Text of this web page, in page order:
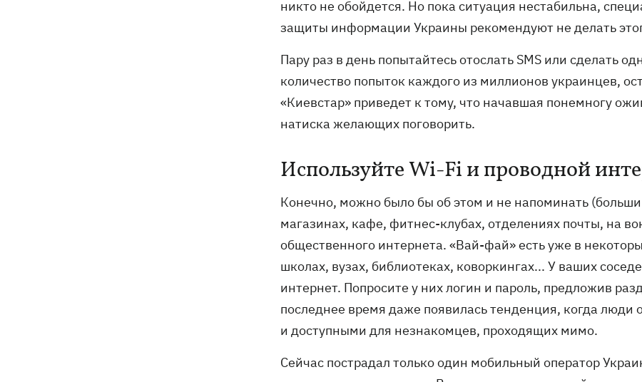
никто не обойдется. Но пока ситуация нестабильна,
защиты информации Украины рекомендуют не делать
Пару раз в день попытайтесь отослать SMS или сделать
количество попыток каждого из миллионов украинцев,
«Киевстар» приведет к тому, что начавшая понемногу
натиска желающих поговорить.
Используйте Wi-Fi и проводной
Конечно, можно было бы об этом и не напоминать
магазинах, кафе, фитнес-клубах, отделениях почты, на
общественного интернета. «Вай-фай» есть уже в
школах, вузах, библиотеках, коворкингах... У ваших
интернет. Попросите у них логин и пароль, предложив
последнее время даже появилась тенденция, когда
и доступными для незнакомцев, проходящих мимо.
Сейчас пострадал только один мобильный оператор